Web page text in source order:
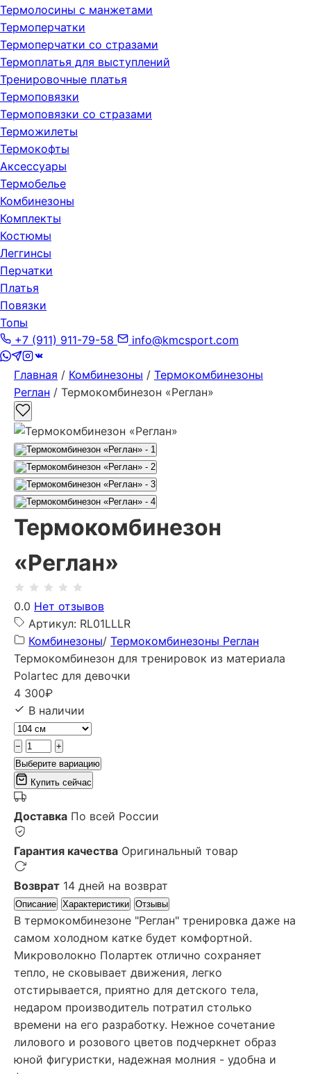
Термолосины с манжетами
Термоперчатки
Термоперчатки со стразами
Термоплатья для выступлений
Тренировочные платья
Термоповязки
Термоповязки со стразами
Терможилеты
Термокофты
Аксессуары
Термобелье
Комбинезоны
Комплекты
Костюмы
Леггинсы
Перчатки
Платья
Повязки
Топы
+7 (911) 911-79-58
info@kmcsport.com
Главная / Комбинезоны / Термокомбинезоны
Реглан / Термокомбинезон «Реглан»
Термокомбинезон
«Реглан»
0.0 Нет отзывов
Артикул: RL01LLLR
Комбинезоны/ Термокомбинезоны Реглан
Термокомбинезон для тренировок из материала
Polartec для девочки
4 300₽
В наличии
−
+
Выберите вариацию
Купить сейчас
Доставка По всей России
Гарантия качества Оригинальный товар
Возврат 14 дней на возврат
Описание Характеристики Отзывы
В термокомбинезоне "Реглан" тренировка даже на
самом холодном катке будет комфортной.
Микроволокно Полартек отлично сохраняет
тепло, не сковывает движения, легко
отстирывается, приятно для детского тела,
недаром производитель потратил столько
времени на его разработку. Нежное сочетание
лилового и розового цветов подчеркнет образ
юной фигуристки, надежная молния - удобна и